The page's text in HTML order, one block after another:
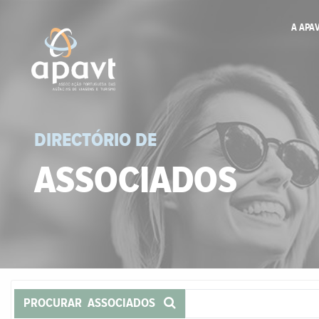
A
DIRECTÓRIO DE
ASSOCIADOS
PROCURAR ASSOCIADOS